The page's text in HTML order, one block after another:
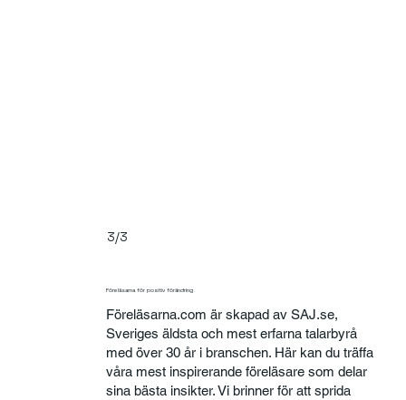
3/3
Föreläsarna för positiv förändring
Föreläsarna.com är skapad av SAJ.se,
Sveriges äldsta och mest erfarna talarbyrå
med över 30 år i branschen. Här kan du träffa
våra mest inspirerande föreläsare som delar
sina bästa insikter. Vi brinner för att sprida